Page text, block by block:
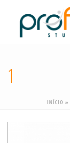
1
INÍCIO »